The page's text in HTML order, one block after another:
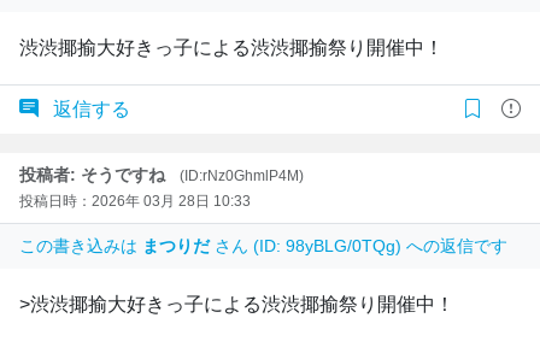
渋渋揶揄大好きっ子による渋渋揶揄祭り開催中！
返信する
投稿者: そうですね
(ID:rNz0GhmlP4M)
投稿日時：2026年 03月 28日 10:33
この書き込みは まつりだ さん (ID: 98yBLG/0TQg) への返信です
>渋渋揶揄大好きっ子による渋渋揶揄祭り開催中！